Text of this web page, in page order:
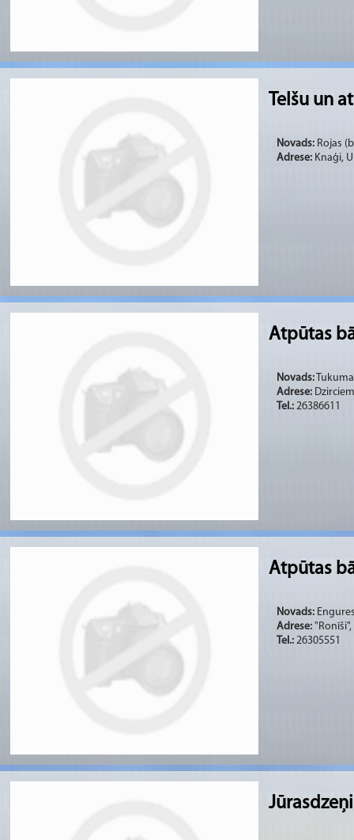
Telšu un
Novads: Rojas
Adrese: Knaģi,
Atpūtas
Novads:
Adrese:
Tel.: 26386611
Atpūtas
Novads:
Adrese:
Tel.: 26305551
Jūrasdzeņi